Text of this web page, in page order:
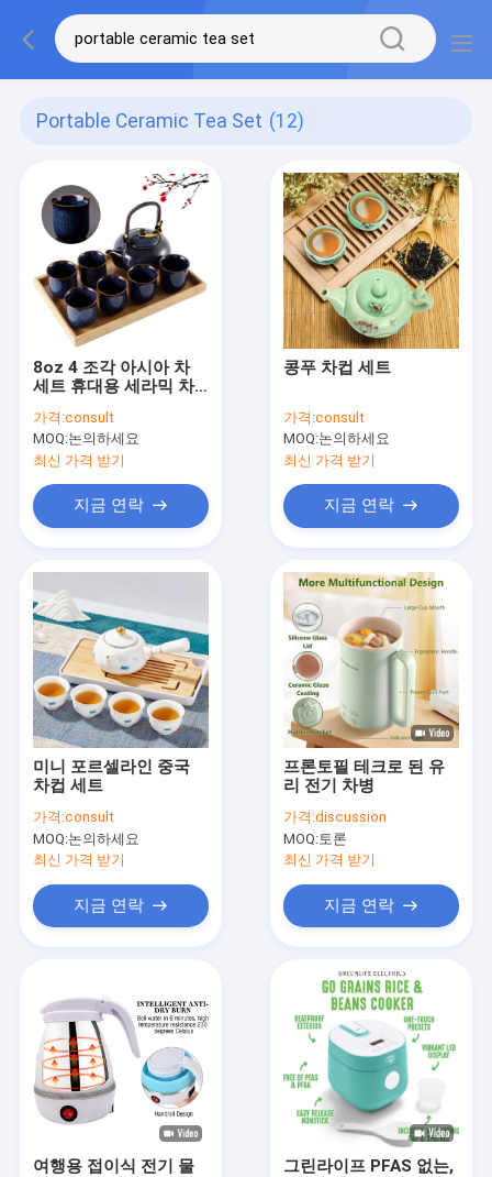
Portable Ceramic Tea Set (12)
8oz 4 조각 아시아 차
세트 휴대용 세라믹 차
가격:consult
MOQ:논의하세요
최신 가격 받기
지금 연락
콩푸 차컵 세트
가격:consult
MOQ:논의하세요
최신 가격 받기
지금 연락
미니 포르셀라인 중국
차컵 세트
가격:consult
MOQ:논의하세요
최신 가격 받기
지금 연락
프론토필 테크로 된 유
리 전기 차병
가격:discussion
MOQ:토론
최신 가격 받기
지금 연락
여행용 접이식 전기 물
그린라이프 PFAS 없는,